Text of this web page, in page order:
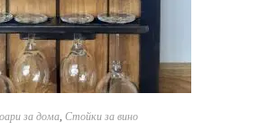
за дома, Стойки за вино